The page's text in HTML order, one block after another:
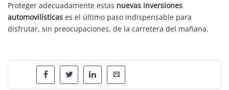
Proteger adecuadamente estas nuevas inversiones
automovilísticas es el último paso indispensable para
disfrutar, sin preocupaciones, de la carretera del mañana.